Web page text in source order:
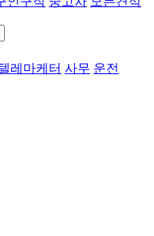
레마케터 사무 운전